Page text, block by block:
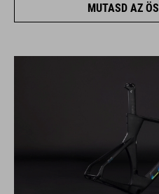
MUTASD AZ